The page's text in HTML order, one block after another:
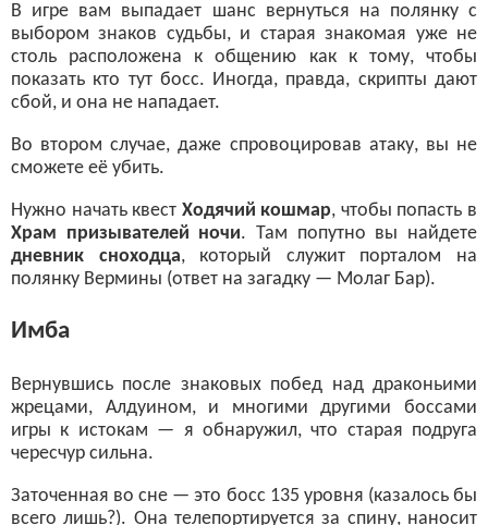
В игре вам выпадает шанс вернуться на полянку с
выбором знаков судьбы, и старая знакомая уже не
столь расположена к общению как к тому, чтобы
показать кто тут босс. Иногда, правда, скрипты дают
сбой, и она не нападает.
Во втором случае, даже спровоцировав атаку, вы не
сможете её убить.
Нужно начать квест Ходячий кошмар, чтобы попасть в
Храм призывателей ночи. Там попутно вы найдете
дневник сноходца, который служит порталом на
полянку Вермины (ответ на загадку — Молаг Бар).
Имба
Вернувшись после знаковых побед над драконьими
жрецами, Алдуином, и многими другими боссами
игры к истокам — я обнаружил, что старая подруга
чересчур сильна.
Заточенная во сне — это босс 135 уровня (казалось бы
всего лишь?). Она телепортируется за спину, наносит